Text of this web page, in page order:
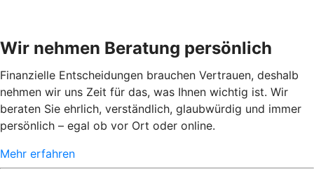
Wir nehmen Beratung persönlich
Finanzielle Entscheidungen brauchen Vertrauen, deshalb
nehmen wir uns Zeit für das, was Ihnen wichtig ist. Wir
beraten Sie ehrlich, verständlich, glaubwürdig und immer
persönlich – egal ob vor Ort oder online.
Mehr erfahren